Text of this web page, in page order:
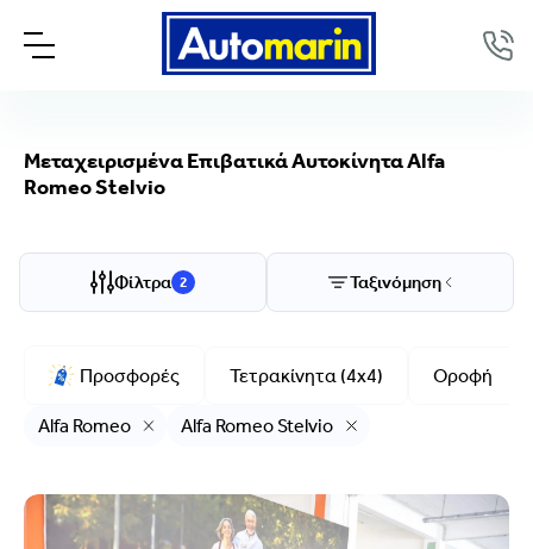
Μεταχειρισμένα Επιβατικά Αυτοκίνητα Alfa
Romeo Stelvio
Φίλτρα 2 Ταξινόμηση
Προσφορές Τετρακίνητα (4x4) Οροφή
Alfa Romeo Alfa Romeo Stelvio
Επιλογές προβολής
Μάρκα
Μοντέλο
Stelvio